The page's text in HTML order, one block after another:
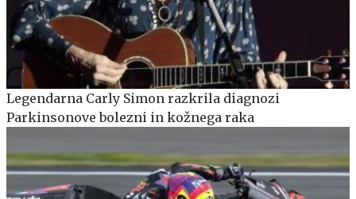
Legendarna Carly Simon razkrila diagnozi
Parkinsonove bolezni in kožnega raka